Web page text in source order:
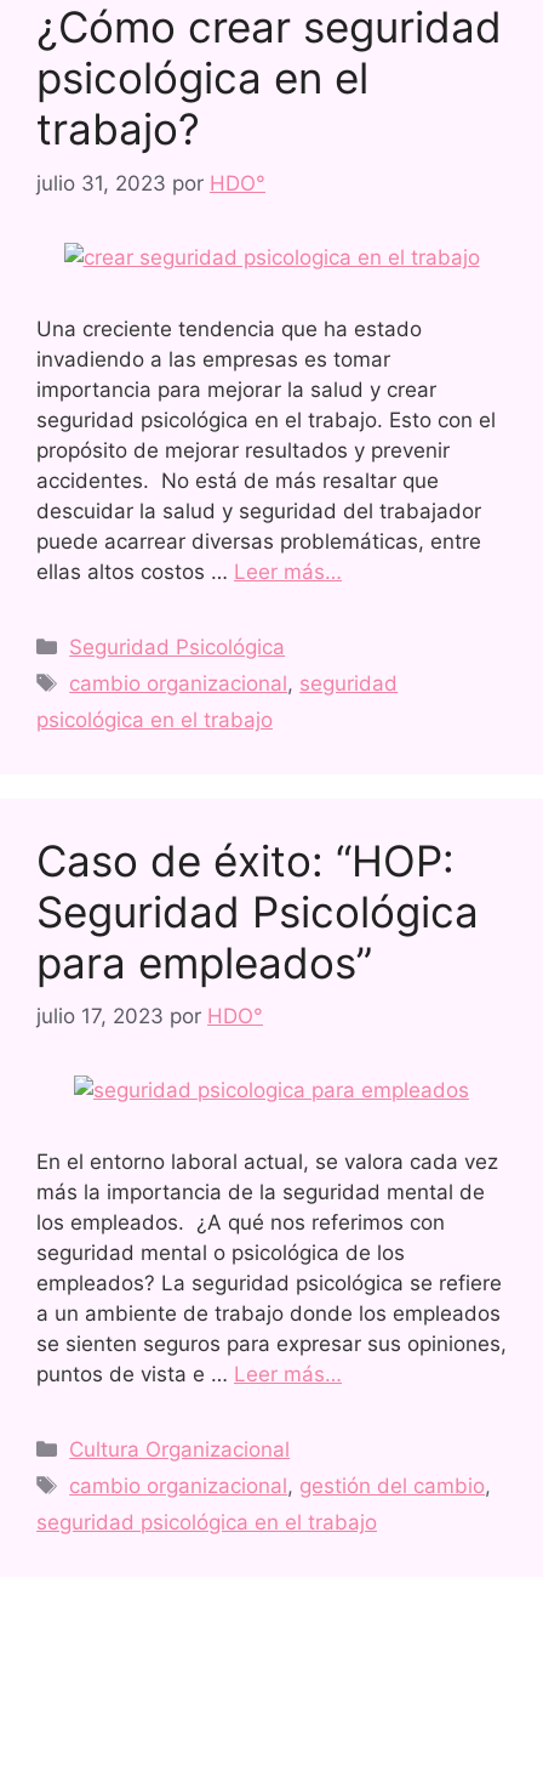
¿Cómo crear seguridad
psicológica en el
trabajo?
julio 31, 2023 por HDO°
Una creciente tendencia que ha estado
invadiendo a las empresas es tomar
importancia para mejorar la salud y crear
seguridad psicológica en el trabajo. Esto con el
propósito de mejorar resultados y prevenir
accidentes. No está de más resaltar que
descuidar la salud y seguridad del trabajador
puede acarrear diversas problemáticas, entre
ellas altos costos … Leer más…
Seguridad Psicológica
cambio organizacional, seguridad
psicológica en el trabajo
Caso de éxito: “HOP:
Seguridad Psicológica
para empleados”
julio 17, 2023 por HDO°
En el entorno laboral actual, se valora cada vez
más la importancia de la seguridad mental de
los empleados. ¿A qué nos referimos con
seguridad mental o psicológica de los
empleados? La seguridad psicológica se refiere
a un ambiente de trabajo donde los empleados
se sienten seguros para expresar sus opiniones,
puntos de vista e … Leer más…
Cultura Organizacional
cambio organizacional, gestión del cambio,
seguridad psicológica en el trabajo